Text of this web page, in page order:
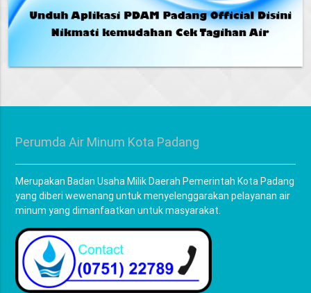
Perumda Air Minum Kota Padang
Merupakan Badan Usaha Milik Daerah Pemerintah Kota Padang
yang diberi wewenang untuk menyelenggarakan pelayanan air
minum yang dimanfaatkan untuk masyarakat.